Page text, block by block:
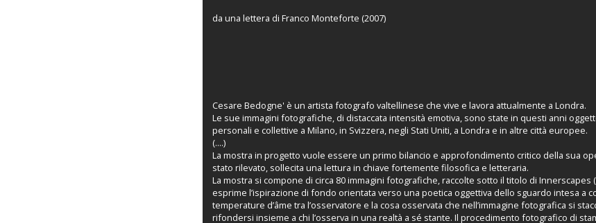
da una lettera di Franco Monteforte (2007)
Cesare Bedogne' è un artista fotografo valtellinese che vive e lavora attualmente a Londra.
Le sue immagini fotografiche, di distaccata intensità emotiva, sono state in questi anni
personali e collettive a Milano, in Svizzera, negli Stati Uniti, a Londra e in altre città europee.
(....)
La mostra in progetto vuole essere un primo bilancio e approfondimento critico della sua
stato rilevato, sollecita una lettura in chiave fortemente filosofica e letteraria.
La mostra si compone di circa 80 immagini fotografiche, raccolte sotto il titolo di Innerscapes
esprime l’ispirazione di fondo orientata verso una poetica oggettiva dello sguardo intesa a
temperature d’âme tra l’osservatore e la cosa osservata che nell’immagine fotografica si
rifondersi insieme a chi l’osserva in una realtà a sé stante. Il procedimento fotografico di